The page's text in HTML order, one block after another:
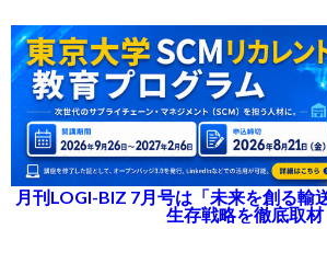
月刊LOGI-BIZ 7月号は「未来を創る輸
生存戦略を徹底取材